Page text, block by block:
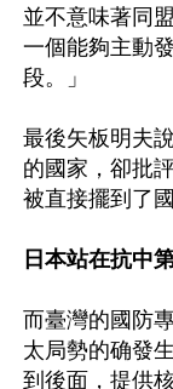
並不意味著同
一個能夠主動
段。」
最後矢板明夫
的國家，卻批
被直接擺到了
日本站在抗中
而臺灣的國防
太局勢的确發
到後面，提供